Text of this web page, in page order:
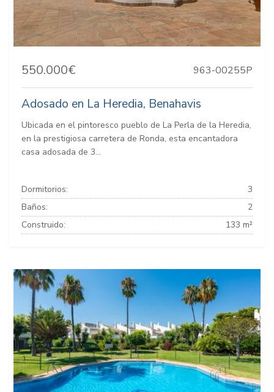
550.000€ 963-00255P
Adosado en La Heredia, Benahavis
Ubicada en el pintoresco pueblo de La Perla de la Heredia,
en la prestigiosa carretera de Ronda, esta encantadora
casa adosada de 3...
Dormitorios:
3
Baños:
2
Construido:
133 m²